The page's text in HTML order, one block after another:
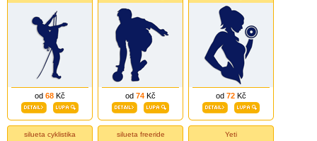
od 68 Kč od 74 Kč od 72 Kč
silueta cyklistika silueta freeride Yeti